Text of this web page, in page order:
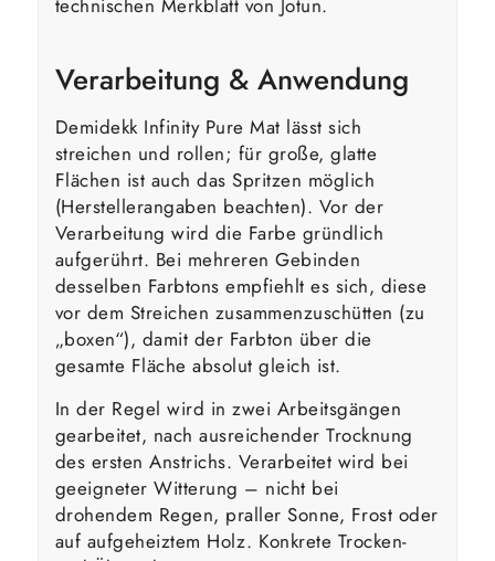
Verarbeitung & Anwendung
Demidekk Infinity Pure Mat lässt sich
streichen und rollen; für große, glatte
Flächen ist auch das Spritzen möglich
(Herstellerangaben beachten). Vor der
Verarbeitung wird die Farbe gründlich
aufgerührt. Bei mehreren Gebinden
desselben Farbtons empfiehlt es sich, diese
vor dem Streichen zusammenzuschütten (zu
„boxen“), damit der Farbton über die
gesamte Fläche absolut gleich ist.
In der Regel wird in zwei Arbeitsgängen
gearbeitet, nach ausreichender Trocknung
des ersten Anstrichs. Verarbeitet wird bei
geeigneter Witterung – nicht bei
drohendem Regen, praller Sonne, Frost oder
auf aufgeheiztem Holz. Konkrete Trocken-